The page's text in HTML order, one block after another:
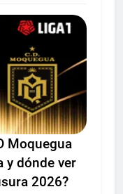
Moquegua
y dónde ver
2026?